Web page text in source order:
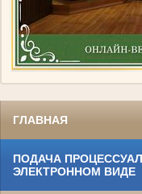
ГЛАВНАЯ
ПОДАЧА
ЭЛЕКТРОННОМ ВИДЕ